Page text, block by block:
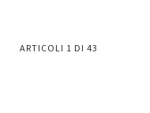
ARTICOLI 1 DI 43